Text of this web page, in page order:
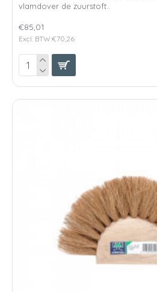
vlamdover de zuurstoft..
€85,01
Excl. BTW:€70,26